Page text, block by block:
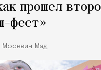
прошел
фест»
Москвич Mag